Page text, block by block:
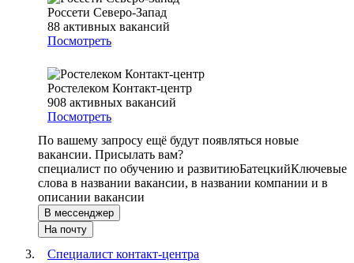
Россети Северо-Запад
88 активных вакансий
Посмотреть
Ростелеком Контакт-центр
908 активных вакансий
Посмотреть
По вашему запросу ещё будут появляться новые
вакансии. Присылать вам?
специалист по обучению и развитиюБатецкийКлючевые
слова в названии вакансии, в названии компании и в
описании вакансии
В мессенджер
На почту
Специалист контакт-центра